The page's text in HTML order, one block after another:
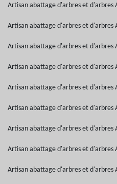
Artisan abattage d'arbres et d'arbres
Artisan abattage d'arbres et d'arbres
Artisan abattage d'arbres et d'arbres
Artisan abattage d'arbres et d'arbres
Artisan abattage d'arbres et d'arbres
Artisan abattage d'arbres et d'arbres
Artisan abattage d'arbres et d'arbres
Artisan abattage d'arbres et d'arbres
Artisan abattage d'arbres et d'arbres